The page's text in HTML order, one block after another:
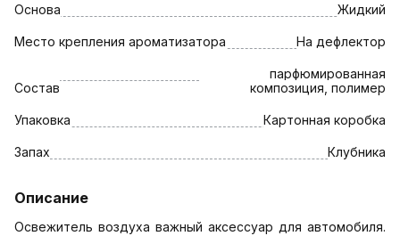
Основа Жидкий
Место крепления ароматизатора На дефлектор
Состав
парфюмированная
композиция, полимер
Упаковка Картонная коробка
Запах Клубника
Описание
Освежитель воздуха важный аксессуар для автомобиля.